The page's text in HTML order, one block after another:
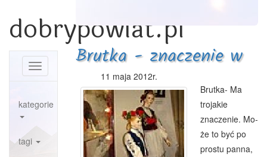
dobrypowiat.pl
Toggle
navigation
kategorie
tagi
Brutka - znaczenie w
jezyku kaszubskim
11 maja 2012r.
Brutka- Ma
trojakie
znaczenie. Mo­
że to być po
prostu panna,